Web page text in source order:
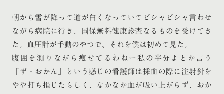
朝から雪が降って道が白くなっていてビシャビシャ言わせ
ながら病院に行き、国保無料健康診査なるものを受けてき
た。血圧計が手動のやつで、それを僕は初めて見た。
腹囲を測りながら痩せてるわねー私の半分よとか言う
「ザ・おかん」という感じの看護師は採血の際に注射針を
やや打ち損じたらしく、なかなか血が吸い上がらず、おか